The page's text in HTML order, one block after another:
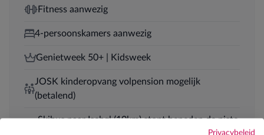
Privacybeleid
Fitness aanwezig
4-persoonskamers aanwezig
Genietweek 50+ | Kidsweek
JOSK kinderopvang volpension mogelijk
(betalend)
Skibus naar Ischgl (10km) stopt beneden de piste